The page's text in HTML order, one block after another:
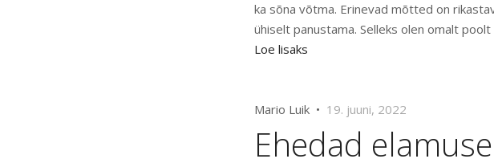
ka sõna võtma. Erinevad mõtted on
ühiselt panustama. Selleks olen omalt
Loe lisaks
Mario Luik • 19. juuni, 2022
Ehedad